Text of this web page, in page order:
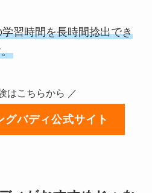
習時間を長時間捻出でき
はこちらから ／
グバディ公式サイト